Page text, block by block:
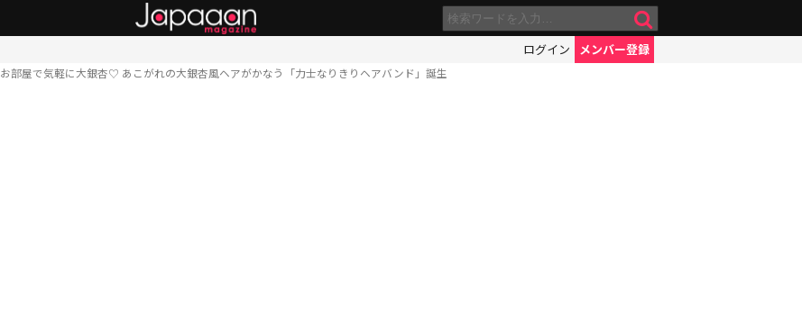
ログイン メンバー登録
お部屋で気軽に大銀杏♡ あこがれの大銀杏風ヘアがかなう「力士なりきりヘアバンド」誕生